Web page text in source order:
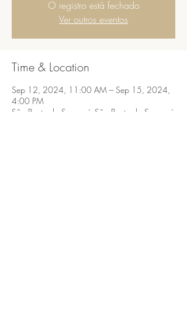
O registro está fechado
Ver outros eventos
Time & Location
Sep 12, 2024, 11:00 AM – Sep 15, 2024,
4:00 PM
São Bento do Sapucaí, São Bento do Sapucaí,